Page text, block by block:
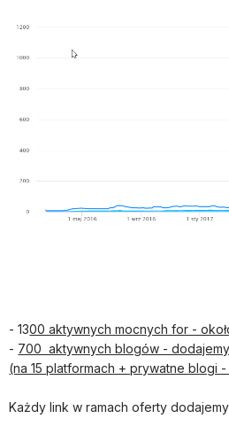
- 1300 aktywnych mocnych for -
- 700 aktywnych blogów - dodajemy
(na 15 platformach + prywatne blogi
Każdy link w ramach oferty